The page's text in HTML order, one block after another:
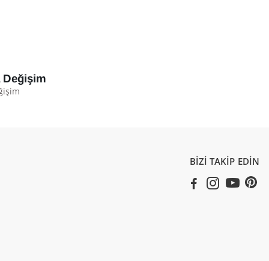
Değişim
BİZİ TAKİP EDİN